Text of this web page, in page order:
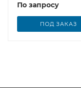
По запросу
ПОД ЗАКАЗ